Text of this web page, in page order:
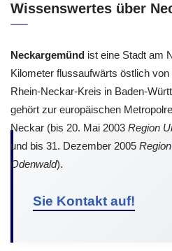
Wissenswertes über
Neckargemünd ist eine Stadt am
Kilometer flussaufwärts östlich von
Rhein-Neckar-Kreis in Baden-
gehört zur europäischen
Neckar (bis 20. Mai 2003 Region
und bis 31. Dezember 2005
Odenwald).
Sie Kontakt auf!